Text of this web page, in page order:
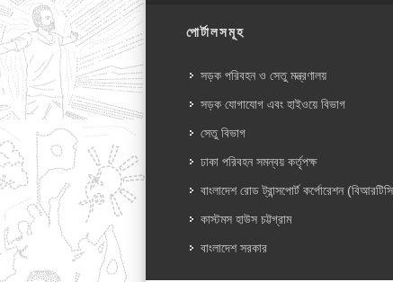
পোর্টালসমূহ
সড়ক পরিবহন ও সেতু মন্ত্রণালয়
সড়ক যোগাযোগ এবং হাইওয়ে বিভাগ
সেতু বিভাগ
ঢাকা পরিবহন সমন্বয় কর্তৃপক্ষ
বাংলাদেশ রোড ট্রান্সপোর্ট কর্পোরেশন
কাস্টমস হাউস চট্টগ্রাম
বাংলাদেশ সরকার